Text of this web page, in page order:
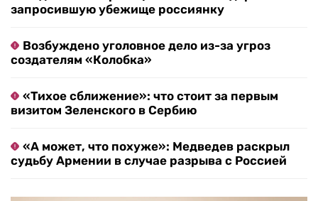
запросившую убежище россиянку
Возбуждено уголовное дело из-за угроз
создателям «Колобка»
«Тихое сближение»: что стоит за первым
визитом Зеленского в Сербию
«А может, что похуже»: Медведев раскрыл
судьбу Армении в случае разрыва с Россией